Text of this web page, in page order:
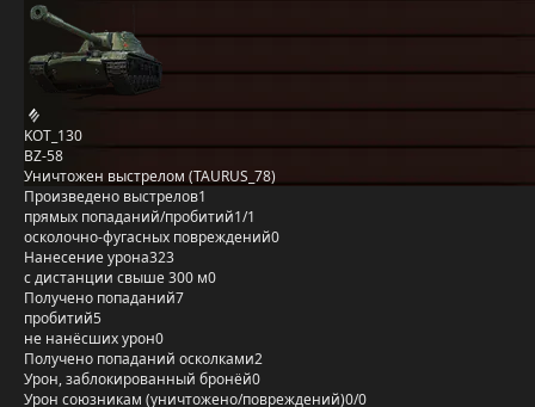
KOT_130
BZ-58
Уничтожен выстрелом (TAURUS_78)
Произведено выстрелов1
прямых попаданий/пробитий1/1
осколочно-фугасных повреждений0
Нанесение урона323
с дистанции свыше 300 м0
Получено попаданий7
пробитий5
не нанёсших урон0
Получено попаданий осколками2
Урон, заблокированный бронёй0
Урон союзникам (уничтожено/повреждений)0/0